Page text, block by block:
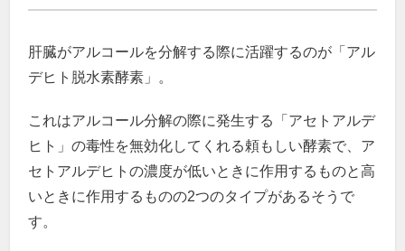
肝臓がアルコールを分解する際に活躍するのが「アル
デヒト脱水素酵素」。
これはアルコール分解の際に発生する「アセトアルデ
ヒト」の毒性を無効化してくれる頼もしい酵素で、ア
セトアルデヒトの濃度が低いときに作用するものと高
いときに作用するものの2つのタイプがあるそうで
す。